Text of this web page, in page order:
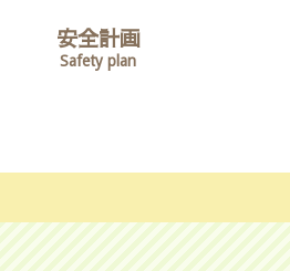
安全計画
Safety plan